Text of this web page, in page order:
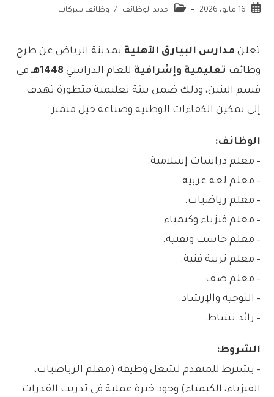
16 مايو، 2026 جديد الوظائف / وظائف شركات
تعلن مدارس البيارق الأهلية بمدينة الرياض عن طرح
وظائف تعليمية وإشرافية للعام الدراسي 1448هـ
في
قسم البنين، وذلك ضمن بيئة تعليمية متطورة تهدف
إلى تمكين الكفاءات الوطنية وصناعة جيل متميز.
الوظائف:
– معلم دراسات إسلامية.
– معلم لغة عربية.
– معلم رياضيات.
– معلم فيزياء وكيمياء.
– معلم حاسب وتقنية.
– معلم تربية فنية.
– معلم صف.
– التوجيه والإرشاد.
– رائد نشاط.
الشروط:
– يشترط للمتقدم لشغل وظيفة (معلم الرياضيات،
الفيزياء، الكيمياء) وجود خبرة عملية في تدريب القدرات